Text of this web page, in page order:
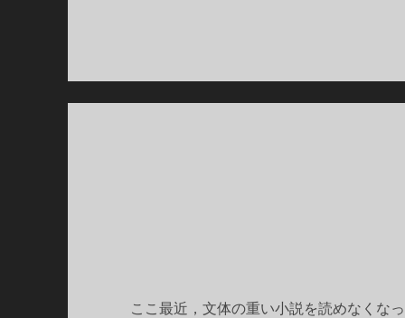
ここ最近，文体の重い小説を読めなくな